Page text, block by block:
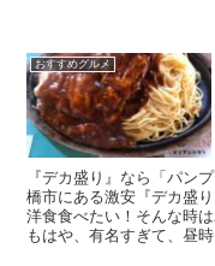
おすすめグルメ
『デカ盛り』なら「パン
橋市にある激安『デカ盛
洋食食べたい！そんな時
もはや、有名すぎて、昼